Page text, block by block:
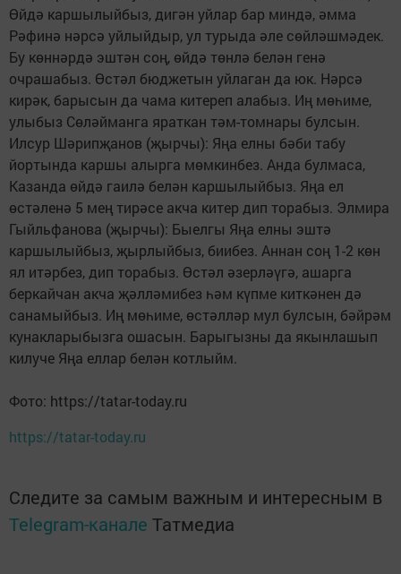
Өйдә каршылыйбыз, дигән уйлар бар миндә, әмма
Рәфинә нәрсә уйлыйдыр, ул турыда әле сөйләшмәдек.
Бу көннәрдә эштән соң, өйдә төнлә белән генә
очрашабыз. Өстәл бюджетын уйлаган да юк. Нәрсә
кирәк, барысын да чама китереп алабыз. Иң мөһиме,
улыбыз Сөләйманга яраткан тәм-томнары булсын.
Илсур Шәрипҗанов (җырчы): Яңа елны бәби табу
йортында каршы алырга мөмкинбез. Анда булмаса,
Казанда өйдә гаилә белән каршылыйбыз. Яңа ел
өстәленә 5 мең тирәсе акча китер дип торабыз. Элмира
Гыйльфанова (җырчы): Быелгы Яңа елны эштә
каршылыйбыз, җырлыйбыз, биибез. Аннан соң 1-2 көн
ял итәрбез, дип торабыз. Өстәл әзерләүгә, ашарга
беркайчан акча җәлләмибез һәм күпме киткәнен дә
санамыйбыз. Иң мөһиме, өстәлләр мул булсын, бәйрәм
кунакларыбызга ошасын. Барыгызны да якынлашып
килуче Яңа еллар белән котлыйм.
Фото: https://tatar-today.ru
https://tatar-today.ru
Следите за самым важным и интересным в
Telegram-канале Татмедиа